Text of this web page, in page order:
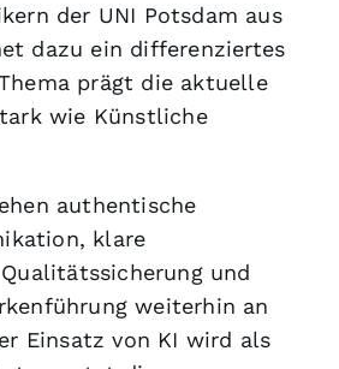
der UNI Potsdam aus
dazu ein differenziertes
prägt die aktuelle
wie Künstliche
authentische
klare
und
weiterhin an
Einsatz von KI wird als